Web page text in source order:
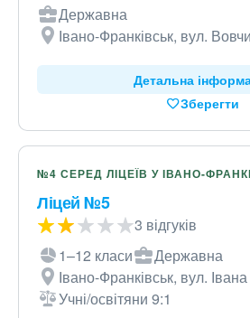
Державна
Івано-Франківськ, вул.
Детальна
Зберегти
№4 СЕРЕД ЛІЦЕЇВ У ІВАНО-
Ліцей №5
3 відгуків
1–12 класи
Державна
Івано-Франківськ, вул.
Учні/освітяни 9:1